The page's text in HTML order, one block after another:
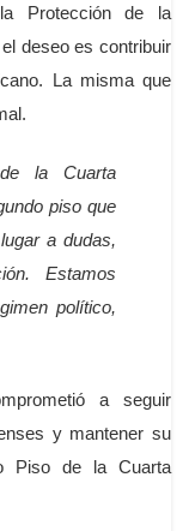
Protección de la
deseo es contribuir
La misma que
la Cuarta
piso que
a dudas,
Estamos
político,
a seguir
y mantener su
Piso de la Cuarta